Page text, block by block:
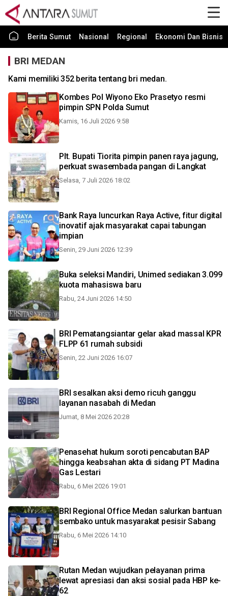
Berita Sumut Nasional Regional Ekonomi Dan Bisnis
BRI MEDAN
Kami memiliki 352 berita tentang bri medan.
Kombes Pol Wiyono Eko Prasetyo resmi
pimpin SPN Polda Sumut
Kamis, 16 Juli 2026 9:58
Plt. Bupati Tiorita pimpin panen raya jagung,
perkuat swasembada pangan di Langkat
Selasa, 7 Juli 2026 18:02
Bank Raya luncurkan Raya Active, fitur digital
inovatif ajak masyarakat capai tabungan
impian
Senin, 29 Juni 2026 12:39
Buka seleksi Mandiri, Unimed sediakan 3.099
kuota mahasiswa baru
Rabu, 24 Juni 2026 14:50
BRI Pematangsiantar gelar akad massal KPR
FLPP 61 rumah subsidi
Senin, 22 Juni 2026 16:07
BRI sesalkan aksi demo ricuh ganggu
layanan nasabah di Medan
Jumat, 8 Mei 2026 20:28
Penasehat hukum soroti pencabutan BAP
hingga keabsahan akta di sidang PT Madina
Gas Lestari
Rabu, 6 Mei 2026 19:01
BRI Regional Office Medan salurkan bantuan
sembako untuk masyarakat pesisir Sabang
Rabu, 6 Mei 2026 14:10
Rutan Medan wujudkan pelayanan prima
lewat apresiasi dan aksi sosial pada HBP ke-
62